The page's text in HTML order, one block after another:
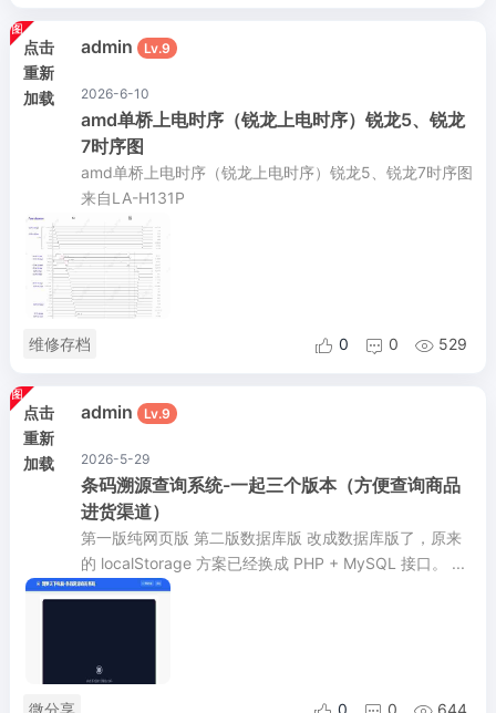
点击
重新
加载
admin Lv.9
2026-6-10
amd单桥上电时序（锐龙上电时序）锐龙5、锐龙
7时序图
amd单桥上电时序（锐龙上电时序）锐龙5、锐龙7时序图
来自LA-H131P
维修存档  0  0  529
点击
重新
加载
admin Lv.9
2026-5-29
条码溯源查询系统-一起三个版本（方便查询商品
进货渠道）
第一版纯网页版 第二版数据库版 改成数据库版了，原来
的 localStorage 方案已经换成 PHP + MySQL 接口。 ...